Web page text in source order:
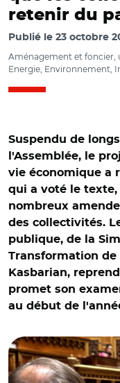
retenir du
Publié le 23 octobre
Aménagement et foncier,
Energie, Environnement,
Suspendu de
l'Assemblée, le
vie économique a
qui a voté le texte,
nombreux
des collectivités.
publique, de la
Transformation
Kasbarian,
promet son
au début de
© @alainhoupert/